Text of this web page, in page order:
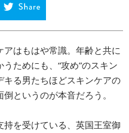
はもはや常識。年齢と共に
ためにも、“攻め”のスキン
る男たちほどスキンケアの
というのが本音だろう。
を受けている、英国王室御